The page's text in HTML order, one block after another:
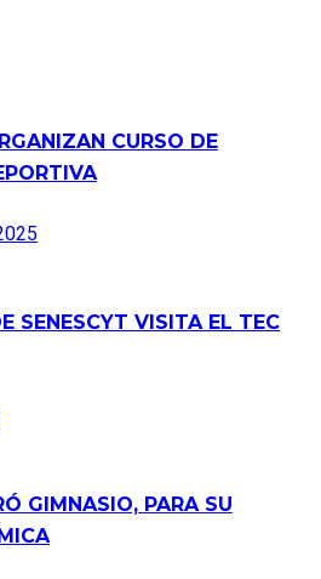
CURSO DE
SENESCYT VISITA EL TEC
GIMNASIO, PARA SU